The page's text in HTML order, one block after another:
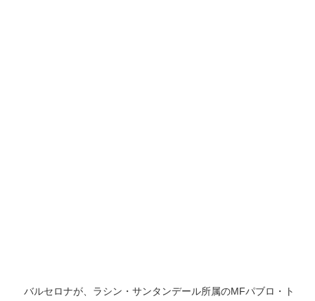
バルセロナが、ラシン・サンタンデール所属のMFパブロ・ト